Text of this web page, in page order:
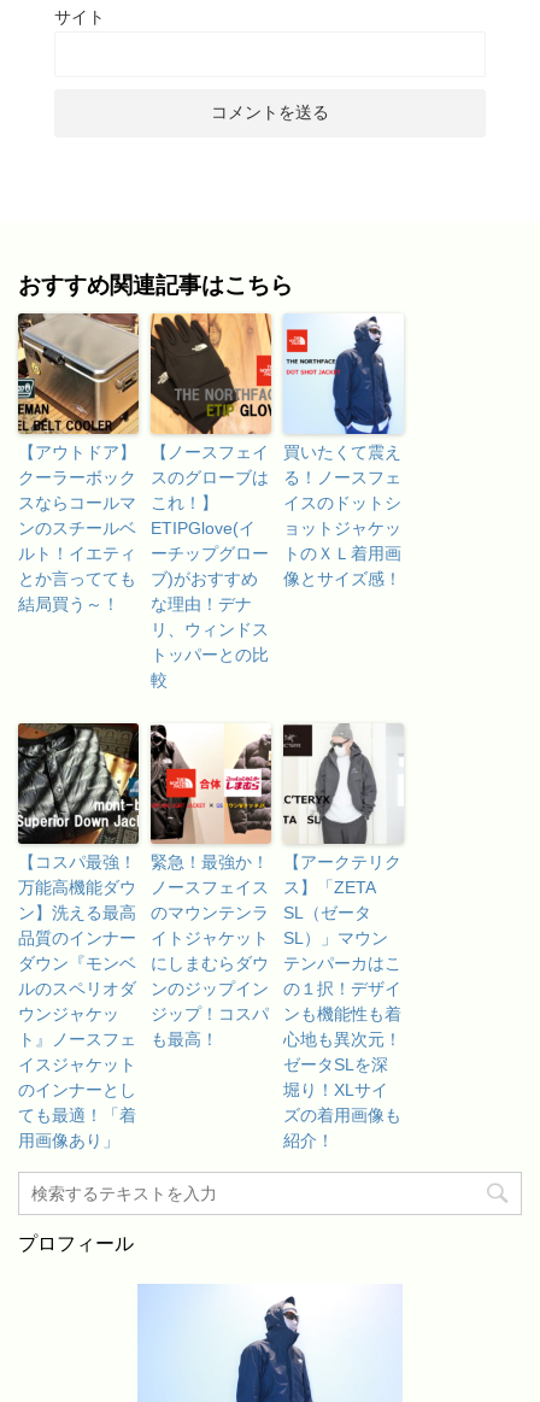
サイト
おすすめ関連記事はこちら
【アウトドア】
クーラーボック
スならコールマ
ンのスチールベ
ルト！イエティ
とか言ってても
結局買う～！
【ノースフェイ
スのグローブは
これ！】
ETIPGlove(イ
ーチップグロー
ブ)がおすすめ
な理由！デナ
リ、ウィンドス
トッパーとの比
較
買いたくて震え
る！ノースフェ
イスのドットシ
ョットジャケッ
トのＸＬ着用画
像とサイズ感！
【コスパ最強！
万能高機能ダウ
ン】洗える最高
品質のインナー
ダウン『モンベ
ルのスペリオダ
ウンジャケッ
ト』ノースフェ
イスジャケット
のインナーとし
ても最適！「着
用画像あり」
緊急！最強か！
ノースフェイス
のマウンテンラ
イトジャケット
にしまむらダウ
ンのジップイン
ジップ！コスパ
も最高！
【アークテリク
ス】「ZETA
SL（ゼータ
SL）」マウン
テンパーカはこ
の１択！デザイ
ンも機能性も着
心地も異次元！
ゼータSLを深
堀り！XLサイ
ズの着用画像も
紹介！
プロフィール